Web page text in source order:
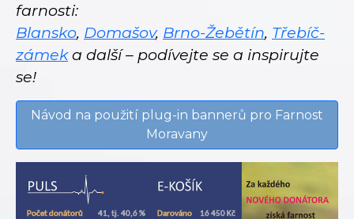
farnosti:
Blansko, Domašov, Brno-Žebětín, Třebíč-
zámeka další – podívejte se a inspirujte
se!
Návod na použití plug-in bannerů pro Farnost
Moravany